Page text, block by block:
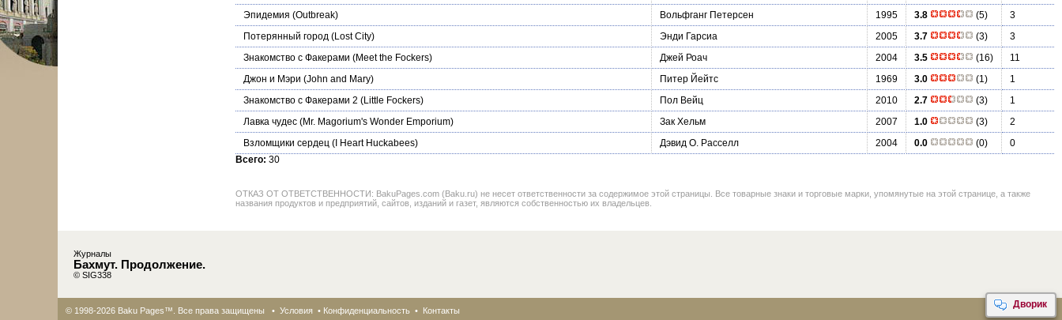
Эпидемия (Outbreak) Вольфганг Петерсен 1995 3.8 (5)
3
Потерянный город (Lost City) Энди Гарсиа 2005 3.7 (3)
3
Знакомство с Факерами (Meet the Fockers) Джей Роач 2004 3.5 (16)
11
Джон и Мэри (John and Mary) Питер Йейтс 1969 3.0 (1)
1
Знакомство с Факерами 2 (Little Fockers) Пол Вейц 2010 2.7 (3)
1
Лавка чудес (Mr. Magorium's Wonder Emporium) Зак Хельм 2007 1.0 (3)
2
Взломщики сердец (I Heart Huckabees) Дэвид О. Расселл 2004 0.0 (0)
0
Всего: 30
ОТКАЗ ОТ ОТВЕТСТВЕННОСТИ: BakuPages.com (Baku.ru) не несет ответственности за содержимое этой страницы. Все товарные знаки и торговые марки, упомянутые на этой странице, а также
названия продуктов и предприятий, сайтов, изданий и газет, являются собственностью их владельцев.
Дворик
Журналы
Бахмут. Продолжение.
© SIG338
© 1998-2026 Baku Pages™. Все права защищены • Условия • Конфиденциальность • Контакты